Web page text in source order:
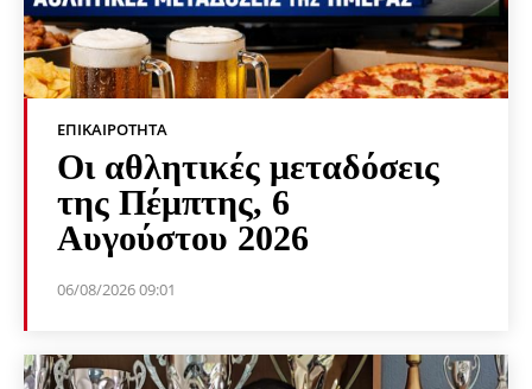
ΕΠΙΚΑΙΡΌΤΗΤΑ
Οι αθλητικές μεταδόσεις
της Πέμπτης, 6
Αυγούστου 2026
06/08/2026 09:01